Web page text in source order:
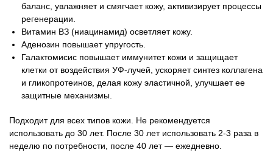
баланс, увлажняет и смягчает кожу, активизирует процессы
регенерации.
Витамин ВЗ (ниацинамид) осветляет кожу.
Аденозин повышает упругость.
Галактомисис повышает иммунитет кожи и защищает
клетки от воздействия УФ-лучей, ускоряет синтез коллагена
и гликопротеинов, делая кожу эластичной, улучшает ее
защитные механизмы.
Подходит для всех типов кожи. Не рекомендуется
использовать до 30 лет. После 30 лет использовать 2-3 раза в
неделю по потребности, после 40 лет — ежедневно.